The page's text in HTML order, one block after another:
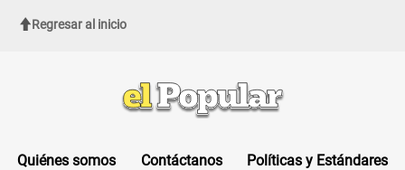
Regresar al inicio
Quiénes somos Contáctanos
Políticas y Estándares